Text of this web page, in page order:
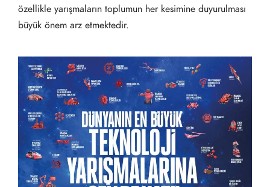
özellikle yarışmaların toplumun her kesimine duyurulması
büyük önem arz etmektedir.